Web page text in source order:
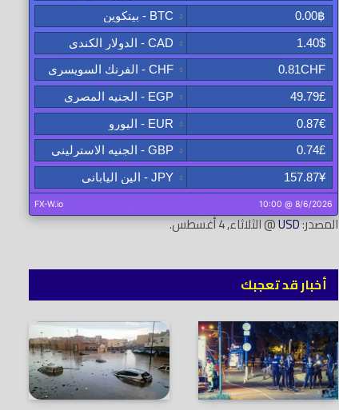
المصدر:USD@ الثلاثاء, 4 أغسطس.
أخبار قد تعجبك